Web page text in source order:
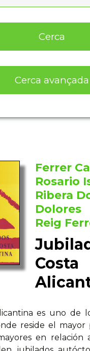
Cerca
Cerca avançada
Ferrer
Rosario
Ribera
Dolores
Reig
Costa
es uno de
reside el mayor
en relación